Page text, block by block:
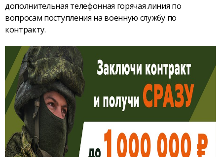
дополнительная телефонная горячая линия по
вопросам поступления на военную службу по
контракту.